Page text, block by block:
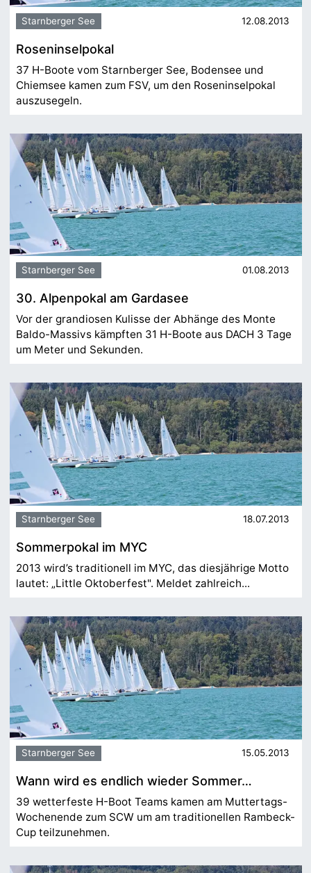
Starnberger See 12.08.2013
Roseninselpokal
37 H-Boote vom Starnberger See, Bodensee und
Chiemsee kamen zum FSV, um den Roseninselpokal
auszusegeln.
Starnberger See 01.08.2013
30. Alpenpokal am Gardasee
Vor der grandiosen Kulisse der Abhänge des Monte
Baldo-Massivs kämpften 31 H-Boote aus DACH 3 Tage
um Meter und Sekunden.
Starnberger See 18.07.2013
Sommerpokal im MYC
2013 wird’s traditionell im MYC, das diesjährige Motto
lautet: „Little Oktoberfest". Meldet zahlreich...
Starnberger See 15.05.2013
Wann wird es endlich wieder Sommer…
39 wetterfeste H-Boot Teams kamen am Muttertags-
Wochenende zum SCW um am traditionellen Rambeck-
Cup teilzunehmen.